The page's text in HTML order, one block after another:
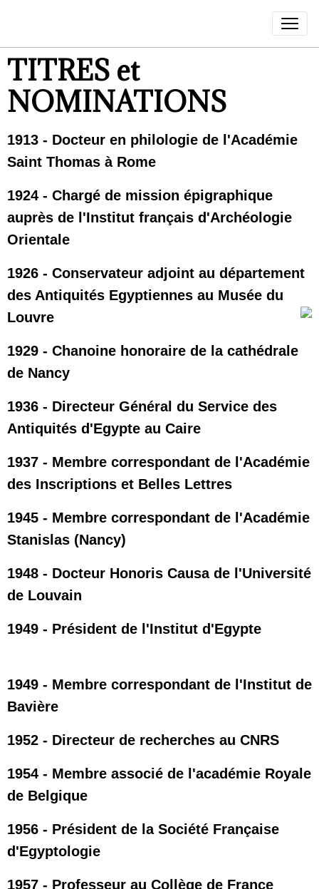
TITRES et
NOMINATIONS
1913 - Docteur en philologie de l'Académie
Saint Thomas à Rome
1924 - Chargé de mission épigraphique
auprès de l'Institut français d'Archéologie
Orientale
1926 - Conservateur adjoint au département
des Antiquités Egyptiennes au Musée du
Louvre
1929 - Chanoine honoraire de la cathédrale
de Nancy
1936 - Directeur Général du Service des
Antiquités d'Egypte au Caire
1937 - Membre correspondant de l'Académie
des Inscriptions et Belles Lettres
1945 - Membre correspondant de l'Académie
Stanislas (Nancy)
1948 - Docteur Honoris Causa de l'Université
de Louvain
1949 - Président de l'Institut d'Egypte
1949 - Membre correspondant de l'Institut de
Bavière
1952 - Directeur de recherches au CNRS
1954 - Membre associé de l'académie Royale
de Belgique
1956 - Président de la Société Française
d'Egyptologie
1957 - Professeur au Collège de France